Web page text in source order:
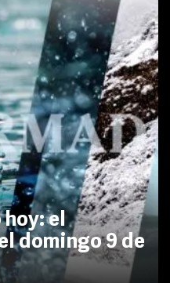
hoy: el
domingo 9 de